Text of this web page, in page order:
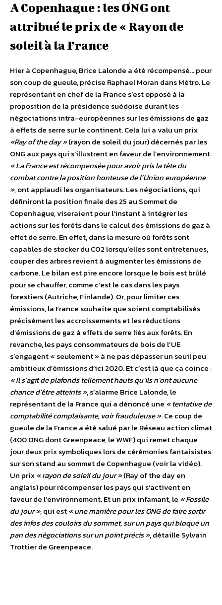
A Copenhague : les ONG ont
attribué le prix de « Rayon de
soleil à la France
Hier à Copenhague, Brice Lalonde a été récompensé… pour
son coup de gueule, précise Raphael Moran dans Métro. Le
représentant en chef de la France s’est opposé à la
proposition de la présidence suédoise durant les
négociations intra-européennes sur les émissions de gaz
à effets de serre sur le continent. Cela lui a valu un prix
«Ray of the day »(rayon de soleil du jour) décernés par les
ONG aux pays qui s’illustrent en faveur de l’environnement.
« La France est récompensée pour avoir pris la tête du
combat contre la position honteuse de l’Union européenne
», ont applaudi les organisateurs. Les négociations, qui
définiront la position finale des 25 au Sommet de
Copenhague, viseraient pour l’instant à intégrer les
actions sur les forêts dans le calcul des émissions de gaz à
effet de serre. En effet, dans la mesure où forêts sont
capables de stocker du CO2 lorsqu’elles sont entretenues,
couper des arbres revient à augmenter les émissions de
carbone. Le bilan est pire encore lorsque le bois est brûlé
pour se chauffer, comme c’est le cas dans les pays
forestiers (Autriche, Finlande). Or, pour limiter ces
émissions, la France souhaite que soient comptabilisés
précisément les accroissements et les réductions
d’émissions de gaz à effets de serre liés aux forêts. En
revanche, les pays consommateurs de bois de l’UE
s’engagent « seulement » à ne pas dépasser un seuil peu
ambitieux d’émissions d’ici 2020. Et c’est là que ça coince :
« Il s’agit de plafonds tellement hauts qu’ils n’ont aucune
chance d’être atteints », s’alarme Brice Lalonde, le
représentant de la France qui a dénoncé une « tentative de
comptabilité complaisante, voir frauduleuse ». Ce coup de
gueule de la France a été salué par le Réseau action climat
(400 ONG dont Greenpeace, le WWF) qui remet chaque
jour deux prix symboliques lors de cérémonies fantaisistes
sur son stand au sommet de Copenhague (voir la vidéo).
Un prix« rayon de soleil du jour »(Ray of the day en
anglais) pour récompenser les pays qui s’activent en
faveur de l’environnement. Et un prix infamant, le « Fossile
du jour », qui est« une manière pour les ONG de faire sortir
des infos des couloirs du sommet, sur un pays qui bloque un
pan des négociations sur un point précis », détaille Sylvain
Trottier de Greenpeace.